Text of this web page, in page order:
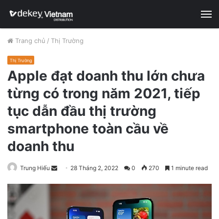
Trang chủ / Thị Trường
Thị Trường
Apple đạt doanh thu lớn chưa
từng có trong năm 2021, tiếp
tục dẫn đầu thị trường
smartphone toàn cầu về
doanh thu
Trung Hiếu 28 Tháng 2, 2022 0 270 1 minute read